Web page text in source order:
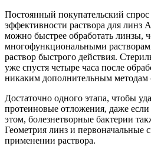
Постоянный покупательский
эффективности раствора для
можно быстрее обработать линзы,
многофункциональными
раствор быстрого действия.
уже спустя четыре часа после
никаким дополнительным методам
Достаточно одного этапа, чтобы
протеиновые отложения, даже
этом, болезнетворные бактерии
Геометрия линз и первоначальные
применении раствора.